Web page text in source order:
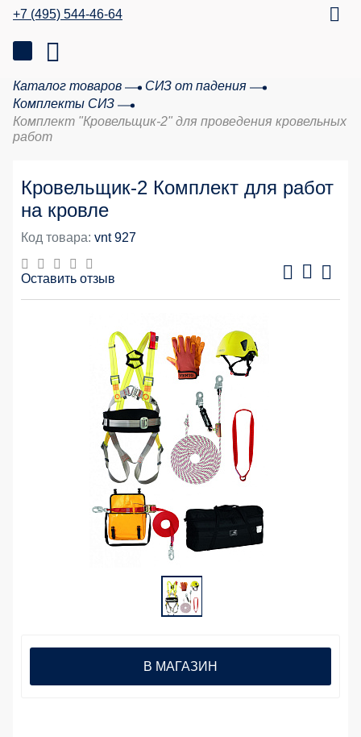
+7 (495) 544-46-64
Каталог товаров
СИЗ от падения
Комплекты СИЗ
Комплект "Кровельщик-2" для проведения кровельных
работ
Кровельщик-2 Комплект для работ
на кровле
Код товара: vnt 927
Оставить отзыв
В МАГАЗИН